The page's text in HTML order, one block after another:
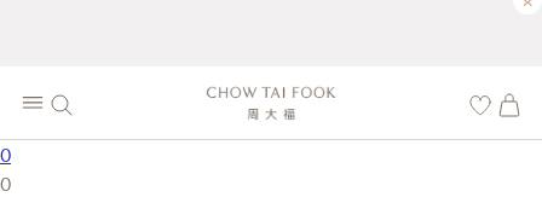
0
0